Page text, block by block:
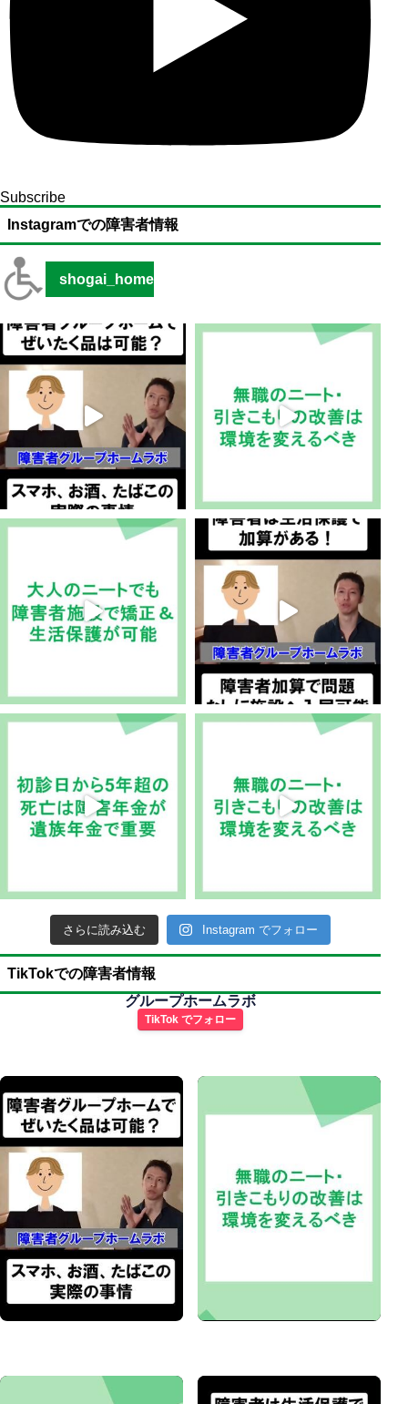
Subscribe
Instagramでの障害者情報
shogai_home
さらに読み込む Instagram でフォロー
TikTokでの障害者情報
グループホームラボ
TikTok でフォロー